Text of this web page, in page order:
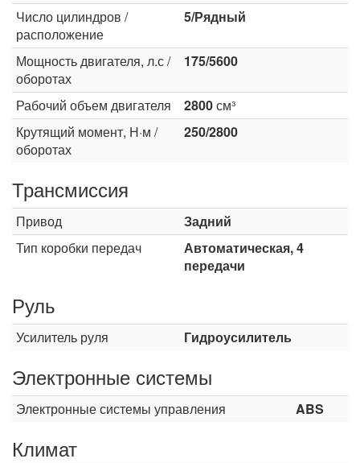
Число цилиндров /
расположение
5/Рядный
Мощность двигателя, л.с /
оборотах
175/5600
Рабочий объем двигателя 2800см³
Крутящий момент, Н·м /
оборотах
250/2800
Трансмиссия
Привод
Задний
Тип коробки передач
Автоматическая, 4
передачи
Руль
Усилитель руля Гидроусилитель
Электронные системы
Электронные системы управления ABS
Климат